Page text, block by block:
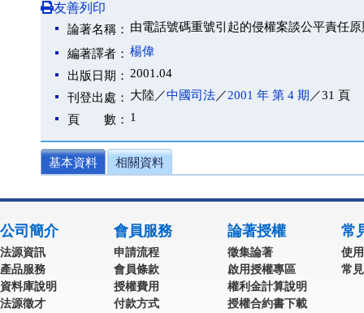
友善列印
論著名稱： 由電話號碼重號引起的侵權案談公平責任
編著譯者： 楊偉
出版日期： 2001.04
刊登出處： 大陸／中國司法／2001 年 第 4 期 ／31 頁
頁 數： 1
基本資料 相關資料
公司簡介
法源資訊
產品服務
資料庫說明
法源徵才
會員服務
申請流程
會員條款
授權費用
付款方式
論著授權
徵集論著
啟用授權專區
權利金計算說明
授權合約書下載
常
使
常